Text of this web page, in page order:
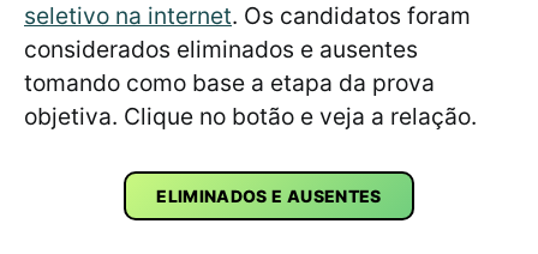
seletivo na internet. Os candidatos foram
considerados eliminados e ausentes
tomando como base a etapa da prova
objetiva. Clique no botão e veja a relação.
ELIMINADOS E AUSENTES